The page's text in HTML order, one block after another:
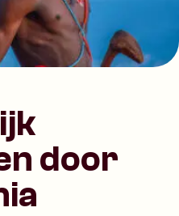
door